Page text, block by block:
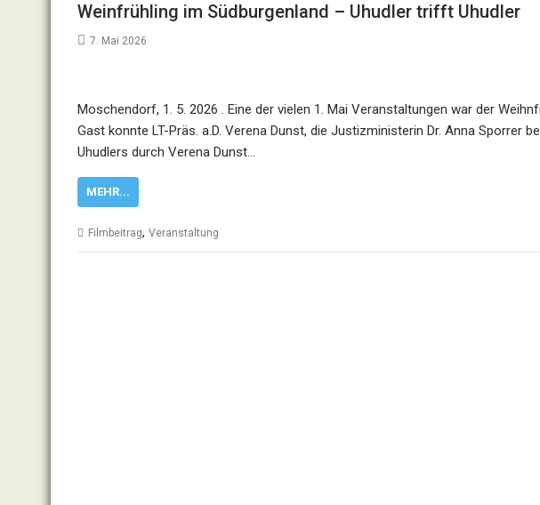
Weinfrühling im Südburgenland – Uhudler trifft Uhudler
7. Mai 2026
Moschendorf, 1. 5. 2026 . Eine der vielen 1. Mai Veranstaltungen war der
Gast konnte LT-Präs. a.D. Verena Dunst, die Justizministerin Dr. Anna Sporrer
Uhudlers durch Verena Dunst…
MEHR...
Filmbeitrag, Veranstaltung